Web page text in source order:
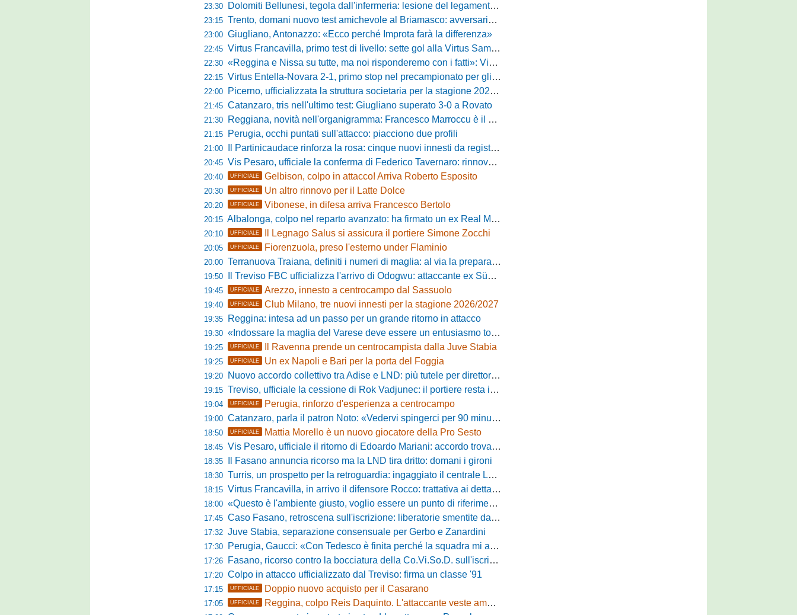
23:30 Dolomiti Bellunesi, tegola dall'infermeria: lesione del legamento crociato per Nicola Masut
23:15 Trento, domani nuovo test amichevole al Briamasco: avversaria la Roma Under 20
23:00 Giugliano, Antonazzo: «Ecco perché Improta farà la differenza»
22:45 Virtus Francavilla, primo test di livello: sette gol alla Virtus Sammarco e colpo in difesa
22:30 «Reggina e Nissa su tutte, ma noi risponderemo con i fatti»: Vibonese, parla il ds Maglia
22:15 Virtus Entella-Novara 2-1, primo stop nel precampionato per gli azzurri: Forte ribalta Lartey nel finale
22:00 Picerno, ufficializzata la struttura societaria per la stagione 2026-2027
21:45 Catanzaro, tris nell'ultimo test: Giugliano superato 3-0 a Rovato
21:30 Reggiana, novità nell'organigramma: Francesco Marroccu è il nuovo DG dell'Area Tecnica
21:15 Perugia, occhi puntati sull'attacco: piacciono due profili
21:00 Il Partinicaudace rinforza la rosa: cinque nuovi innesti da registrare
20:45 Vis Pesaro, ufficiale la conferma di Federico Tavernaro: rinnovato il prestito dal Venezia
20:40 UFFICIALE Gelbison, colpo in attacco! Arriva Roberto Esposito
20:30 UFFICIALE Un altro rinnovo per il Latte Dolce
20:20 UFFICIALE Vibonese, in difesa arriva Francesco Bertolo
20:15 Albalonga, colpo nel reparto avanzato: ha firmato un ex Real Monterotondo
20:10 UFFICIALE Il Legnago Salus si assicura il portiere Simone Zocchi
20:05 UFFICIALE Fiorenzuola, preso l'esterno under Flaminio
20:00 Terranuova Traiana, definiti i numeri di maglia: al via la preparazione e la sfida con il Grosseto
19:50 Il Treviso FBC ufficializza l'arrivo di Odogwu: attaccante ex Südtirol
19:45 UFFICIALE Arezzo, innesto a centrocampo dal Sassuolo
19:40 UFFICIALE Club Milano, tre nuovi innesti per la stagione 2026/2027
19:35 Reggina: intesa ad un passo per un grande ritorno in attacco
19:30 «Indossare la maglia del Varese deve essere un entusiasmo totale»: mister Ciceri traccia la strada e carica i biancorossi
19:25 UFFICIALE Il Ravenna prende un centrocampista dalla Juve Stabia
19:25 UFFICIALE Un ex Napoli e Bari per la porta del Foggia
19:20 Nuovo accordo collettivo tra Adise e LND: più tutele per direttori sportivi e collaboratori
19:15 Treviso, ufficiale la cessione di Rok Vadjunec: il portiere resta in Italia, ecco dove
19:04 UFFICIALE Perugia, rinforzo d'esperienza a centrocampo
19:00 Catanzaro, parla il patron Noto: «Vedervi spingerci per 90 minuti è meraviglioso, costruiamo qualcosa di unico»
18:50 UFFICIALE Mattia Morello è un nuovo giocatore della Pro Sesto
18:45 Vis Pesaro, ufficiale il ritorno di Edoardo Mariani: accordo trovato con il Venezia
18:35 Il Fasano annuncia ricorso ma la LND tira dritto: domani i gironi
18:30 Turris, un prospetto per la retroguardia: ingaggiato il centrale Leopoldo Battipaglia
18:15 Virtus Francavilla, in arrivo il difensore Rocco: trattativa ai dettagli con il Cosenza
18:00 «Questo è l'ambiente giusto, voglio essere un punto di riferimento»: Noah Lewis carica la Dolomiti Bellunesi
17:45 Caso Fasano, retroscena sull'iscrizione: liberatorie smentite da due calciatori, ecco chi
17:32 Juve Stabia, separazione consensuale per Gerbo e Zanardini
17:30 Perugia, Gaucci: «Con Tedesco è finita perché la squadra mi addormentava»
17:26 Fasano, ricorso contro la bocciatura della Co.Vi.So.D. sull'iscrizione in Serie D
17:20 Colpo in attacco ufficializzato dal Treviso: firma un classe '91
17:15 UFFICIALE Doppio nuovo acquisto per il Casarano
17:05 UFFICIALE Reggina, colpo Reis Daquinto. L'attaccante veste amaranto